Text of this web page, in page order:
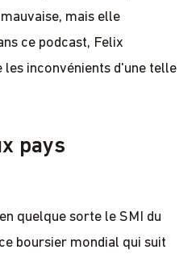
mais elle
ce podcast, Felix
les inconvénients d'une telle
pays
quelque sorte le SMI du
boursier mondial qui suit